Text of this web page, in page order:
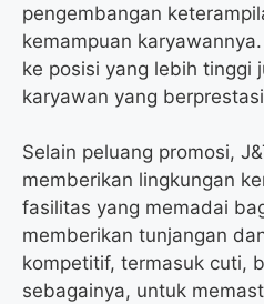
pengembangan
kemampuan
ke posisi yang lebih tinggi
karyawan yang
Selain peluang promosi,
memberikan lingkungan
fasilitas yang memadai
memberikan tunjangan
kompetitif, termasuk cuti,
sebagainya, untuk